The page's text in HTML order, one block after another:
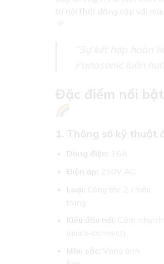
Đặc điểm nổi
1. Thông số kỹ thuật